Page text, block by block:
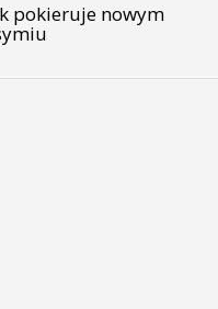
pokieruje nowym